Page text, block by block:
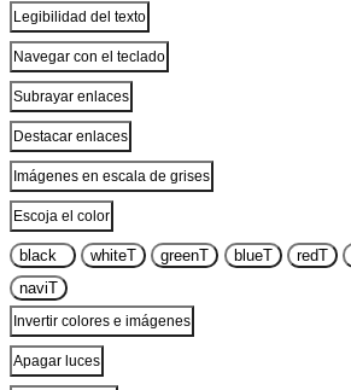
Legibilidad del texto
Navegar con el teclado
Subrayar enlaces
Destacar enlaces
Imágenes en escala de grises
Escoja el color
black whiteT greenT blueT redT
naviT
Invertir colores e imágenes
Apagar luces